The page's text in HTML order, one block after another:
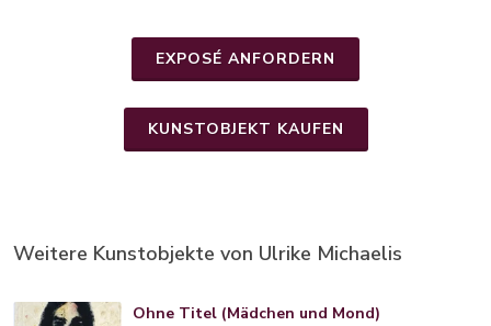
EXPOSÉ ANFORDERN
KUNSTOBJEKT KAUFEN
Weitere Kunstobjekte von Ulrike Michaelis
Ohne Titel (Mädchen und Mond)